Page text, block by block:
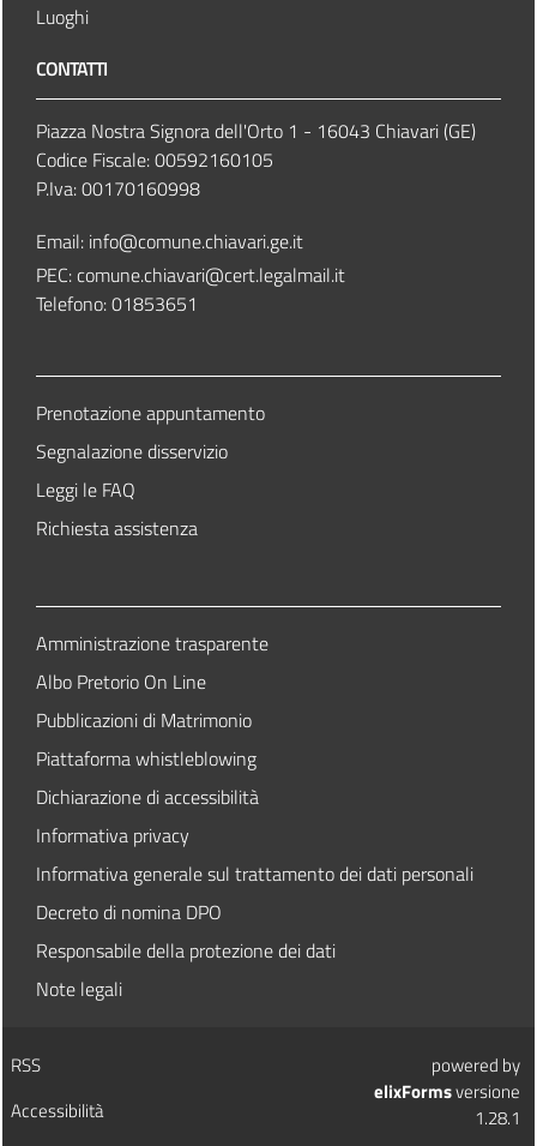
Luoghi
CONTATTI
Piazza Nostra Signora dell'Orto 1 - 16043 Chiavari (GE)
Codice Fiscale: 00592160105
P.Iva: 00170160998
Email: info@comune.chiavari.ge.it
PEC: comune.chiavari@cert.legalmail.it
Telefono: 01853651
Prenotazione appuntamento
Segnalazione disservizio
Leggi le FAQ
Richiesta assistenza
Amministrazione trasparente
Albo Pretorio On Line
Pubblicazioni di Matrimonio
Piattaforma whistleblowing
Dichiarazione di accessibilità
Informativa privacy
Informativa generale sul trattamento dei dati personali
Decreto di nomina DPO
Responsabile della protezione dei dati
Note legali
RSS
Accessibilità
powered by
elixFormsversione
1.28.1